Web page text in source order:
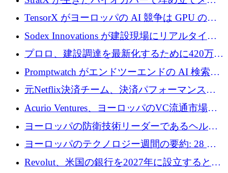
ン対策に 119 万ドルを調達
TensorX がヨーロッパの AI 競争は GPU の所
有者によって決まると考える理由
Sodex Innovations が建設現場にリアルタイム
のインテリジェンスをもたらすために 400 万
ユーロを確保
プロロ、建設調達を最新化するために420万ポ
ンドを調達
Promptwatch がエンドツーエンドの AI 検索最
適化プラットフォームを拡張するために 600
元Netflix決済チーム、決済パフォーマンスプ
ラットフォームNopanのためにこれまでに720
万ユーロを調達
Acurio Ventures、ヨーロッパのVC流通市場の
流動性を解放するために1億1,500万ユーロの
ファンドを立ち上げる
ヨーロッパの防衛技術リーダーであるヘルシ
ングは、180億ドルの評価額で18億ドルのシリ
ヨーロッパのテクノロジー週間の要約: 28 億
ユーロを超える 70 以上のテクノロジー資金調
Revolut、米国の銀行を2027年に設立すると米